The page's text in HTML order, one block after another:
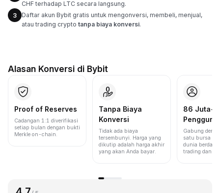
CHF terhadap LTC secara langsung.
3
Daftar akun Bybit gratis untuk mengonversi, membeli, menjual,
atau trading crypto tanpa biaya konversi.
Alasan Konversi di Bybit
Proof of Reserves
Cadangan 1:1 diverifikasi
setiap bulan dengan bukti
Merkle on-chain.
Tanpa Biaya
Konversi
Tidak ada biaya
tersembunyi. Harga yang
dikutip adalah harga akhir
yang akan Anda bayar.
86 Juta+
Pengguna
Gabung
satu bursa
dunia
trading dan